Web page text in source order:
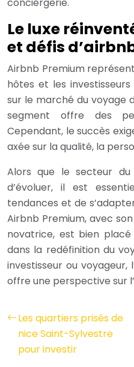
Le luxe
et défis
Airbnb Premium
hôtes et les
sur le marché du voyage
segment offre des
Cependant, le succès
axée sur la qualité, la
Alors que le secteur
d’évoluer, il est
tendances et de
Airbnb Premium, avec
novatrice, est bien
dans la redéfinition du
investisseur ou voyageur,
offre une perspective sur
Les quartiers prisés de
nice Saint-Sylvestre
pour investir